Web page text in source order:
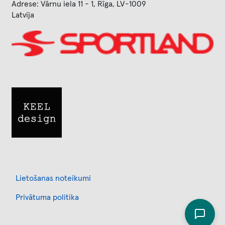
Adrese: Vārnu iela 11 - 1, Rīga, LV-1009
Latvija
Image
Lietošanas noteikumi
Privātuma politika